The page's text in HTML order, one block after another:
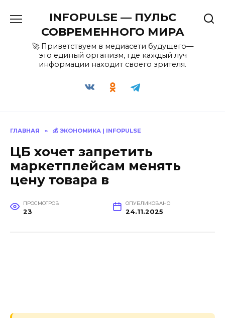
содержанию
INFOPULSE — ПУЛЬС
СОВРЕМЕННОГО МИРА
🚀 Приветствуем в медиасети будущего—
это единый организм, где каждый луч
информации находит своего зрителя.
ГЛАВНАЯ » 💰 ЭКОНОМИКА | INFOPULSE
ЦБ хочет запретить
маркетплейсам менять
цену товара в
ПРОСМОТРОВ
23
ОПУБЛИКОВАНО
24.11.2025